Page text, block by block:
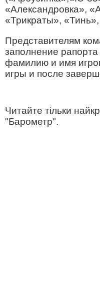
«Александровка»,
«Трикраты»,
Представителям
заполнение рапорта
фамилию и имя
игры и после
Читайте тільки
"Барометр".